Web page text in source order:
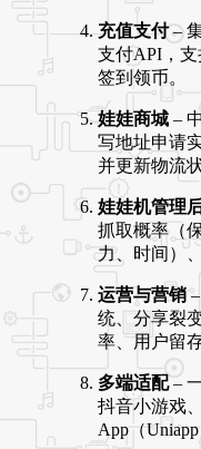
充值支付–
支付API，
签到领币。
娃娃商城 –
写地址申请
并更新物流状
娃娃机管理
抓取概率（
力、时间）
运营与营销–
统、分享裂
率、用户留
多端适配–
抖音小游戏
App（